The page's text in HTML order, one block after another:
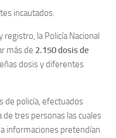
incautados.
la Policía Nacional
más de 2.150 dosis de
dosis y diferentes
de policía, efectuados
tres personas las cuales
informaciones pretendían